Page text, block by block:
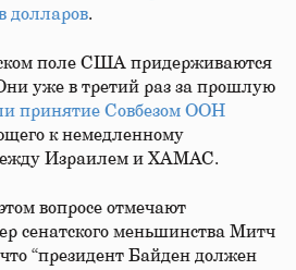
долларов.
поле США придерживаются
уже в третий раз за прошлую
принятие Совбезом ООН
к немедленному
Израилем и ХАМАС.
вопросе отмечают
сенатского меньшинства Митч
“президент Байден должен